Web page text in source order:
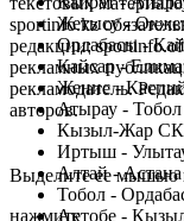
Жетысу -
Ордабасы -
Кайсар -
Женис -
Атырау - Тобол
Кызыл-Жар СК
Иртыш -
Алтай - Астана
Тобол -
Актобе -
sportinfo.kz
редакции:
рекламных
рекламодатель.
авторов.
Заметили ошибку в
Выделите ее мышью
нажмите